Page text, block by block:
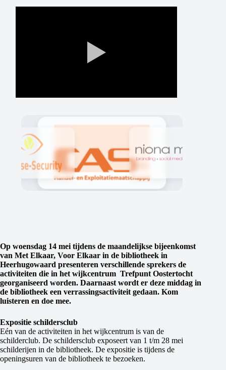
Op woensdag 14 mei tijdens de maandelijkse bijeenkomst
van Met Elkaar, Voor Elkaar in de bibliotheek in
Heerhugowaard presenteren verschillende sprekers de
activiteiten die in het wijkcentrum Trefpunt Oostertocht
georganiseerd worden. Daarnaast wordt er deze middag in
de bibliotheek een verrassingsactiviteit gedaan. Kom
luisteren en doe mee.
Expositie schildersclub
Eén van de activiteiten in het wijkcentrum is van de
schilderclub. De schildersclub exposeert van 1 t/m 28 mei
schilderijen in de bibliotheek. De expositie is tijdens de
openingsuren van de bibliotheek te bezoeken.